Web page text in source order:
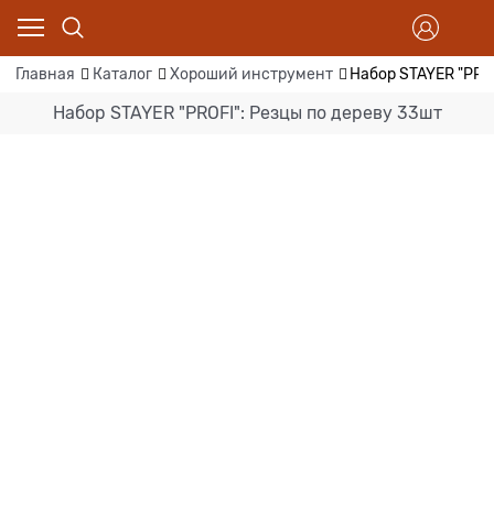
Главная Каталог Хороший инструмент Набор STAYER
Набор STAYER "PROFI": Резцы по дереву 33шт